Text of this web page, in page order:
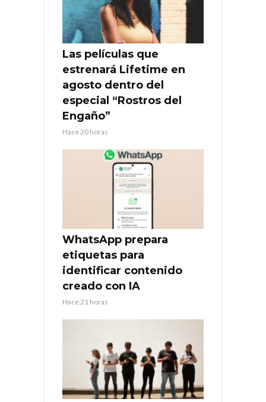
Las películas que
estrenará Lifetime en
agosto dentro del
especial “Rostros del
Engaño”
Hace 20 horas
WhatsApp prepara
etiquetas para
identificar contenido
creado con IA
Hace 21 horas